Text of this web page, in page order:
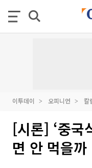
이투데이 오피니언 칼
[시론] ‘중국
면 안 먹을까